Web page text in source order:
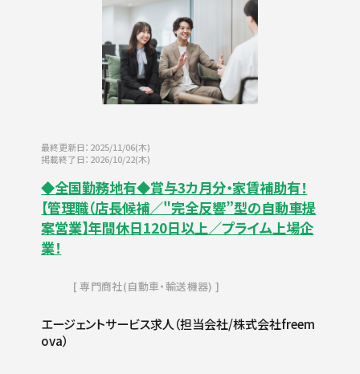
最終更新日：2025/11/06(木)
掲載終了日：2026/10/22(木)
◆全国勤務地有◆賞与3カ月分・家賃補助有！
【管理職（店長候補／"完全反響”型の自動車提
案営業】年間休日120日以上／プライム上場企
業！
専門商社(自動車・輸送機器)
エージェントサービス求人（担当会社/株式会社freem
ova）